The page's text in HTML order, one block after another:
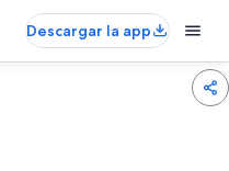
Descargar la app